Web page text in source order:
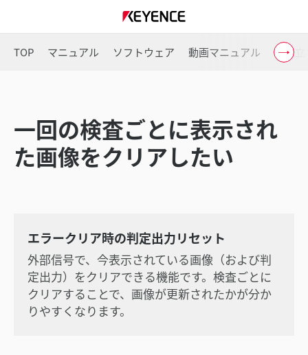
TOP マニュアル ソフトウェア 動画マニュアル お役
一回の検査ごとに表示され
た画像をクリアしたい
エラークリア時の判定出力リセット
外部信号で、今表示されている画像（および判
定出力）をクリアできる機能です。検査ごとに
クリアすることで、画像が更新されたかが分か
りやすくなります。